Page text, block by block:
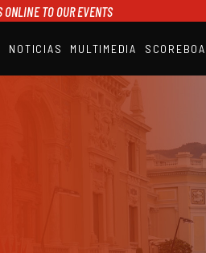
ONLINE TO OUR EVENTS
NOTICIAS MULTIMEDIA